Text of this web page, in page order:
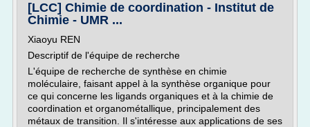
[LCC] Chimie de coordination - Institut de
Chimie - UMR ...
Xiaoyu REN
Descriptif de l'équipe de recherche
L'équipe de recherche de synthèse en chimie
moléculaire, faisant appel à la synthèse organique pour
ce qui concerne les ligands organiques et à la chimie de
coordination et organométallique, principalement des
métaux de transition. Il s'intéresse aux applications de ses